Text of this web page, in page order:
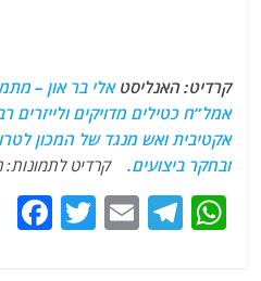
קרדיט: האנליסטאלי בר און –
אמל”ח כטילים מדויקים
אקטיבית ואש מנגד של המכון
ובחקר ביצועים.
קרדיט
W
T
E
T